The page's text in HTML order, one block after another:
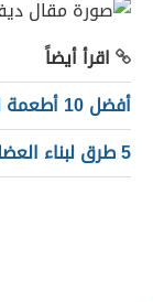
اقرأ أيضاً
أفضل 10 أطعمة لبناء العضلات
5 طرق لبناء العضلات بسرعة